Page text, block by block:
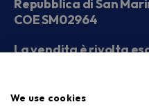
Repubblica di San
COE SM02964
La vendita è rivolta
Seguici sui social
We use cookies